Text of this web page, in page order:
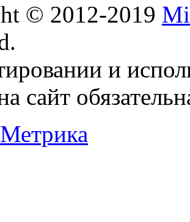
© 2012-2019
и
сайт